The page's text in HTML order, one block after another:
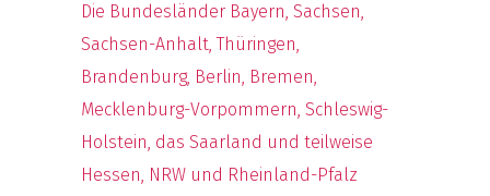
Die Bundesländer Bayern, Sachsen,
Sachsen-Anhalt, Thüringen,
Brandenburg, Berlin, Bremen,
Mecklenburg-Vorpommern, Schleswig-
Holstein, das Saarland und teilweise
Hessen, NRW und Rheinland-Pfalz